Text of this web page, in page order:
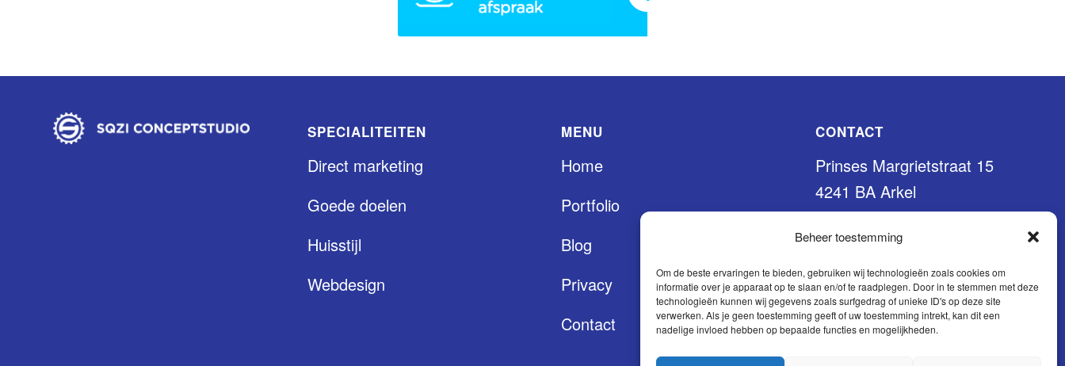
Beheer toestemming
Om de beste ervaringen te bieden, gebruiken wij technologieën zoals cookies om
informatie over je apparaat op te slaan en/of te raadplegen. Door in te stemmen met deze
technologieën kunnen wij gegevens zoals surfgedrag of unieke ID's op deze site
verwerken. Als je geen toestemming geeft of uw toestemming intrekt, kan dit een
nadelige invloed hebben op bepaalde functies en mogelijkheden.
SPECIALITEITEN
Direct marketing
Goede doelen
Huisstijl
Webdesign
MENU
Home
Portfolio
Blog
Privacy
Contact
CONTACT
Prinses Margrietstraat 15
4241 BA Arkel
0183 56 37 27